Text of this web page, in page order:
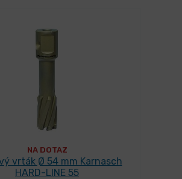
NA DOTAZ
vrták Ø 54 mm Karnasch
HARD-LINE 55